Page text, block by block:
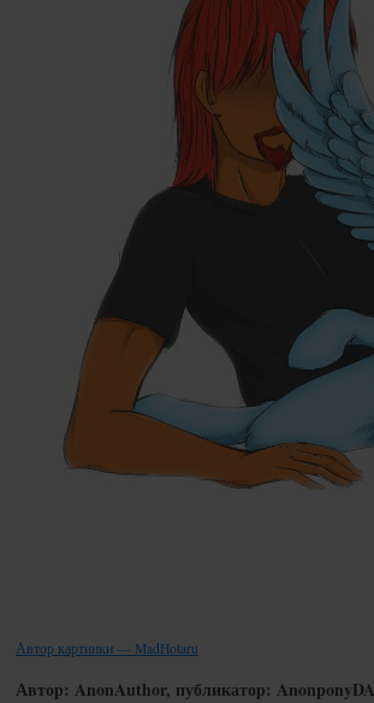
Автор картинки — MadHotaru
Автор: AnonAuthor, публикатор: